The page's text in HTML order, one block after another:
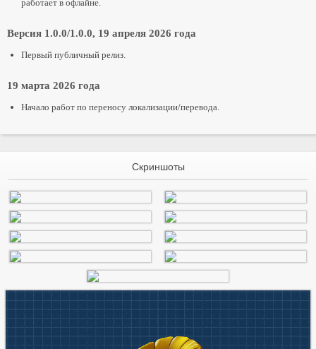
работает в офлайне.
Версия 1.0.0/1.0.0, 19 апреля 2026 года
Первый публичный релиз.
19 марта 2026 года
Начало работ по переносу локализации/перевода.
Скриншоты